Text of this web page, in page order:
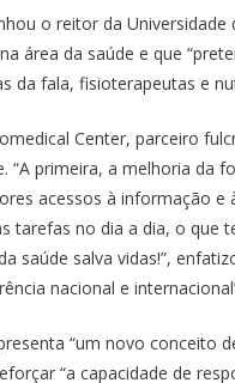
o reitor da
área da saúde e que
fala, fisioterapeutas e
Center, parceiro
“A primeira, a melhoria da
acessos à informação
tarefas no dia a dia, o que
saúde salva vidas!”,
nacional e
“um novo conceito
“a capacidade de